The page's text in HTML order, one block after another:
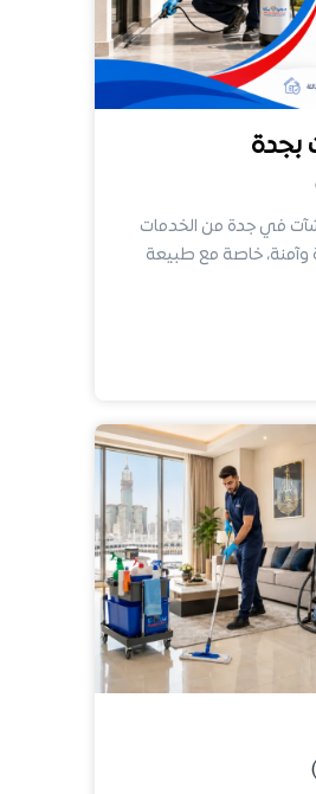
بجدة
في جدة من الخدمات
وآمنة، خاصة مع طبيعة